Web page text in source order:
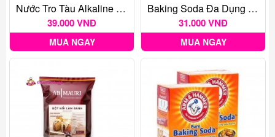
Nước Tro Tàu Alkaline Water BENSFOODS - 250ml
39.000 VNĐ
MUA NGAY
Baking Soda Đa Dụng Arm & Hammer 226G
31.000 VNĐ
MUA NGAY